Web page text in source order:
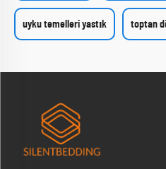
uyku temelleri yastık toptan